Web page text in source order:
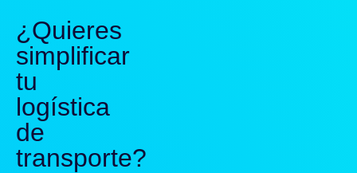
¿Quieres
simplificar
tu
logística
de
transporte?